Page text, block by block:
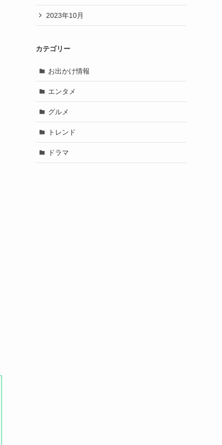
2023年10月
カテゴリー
お出かけ情報
エンタメ
グルメ
トレンド
ドラマ